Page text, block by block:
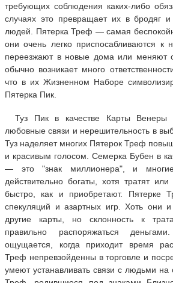
требующих соблюдения каких-либо
случаях это превращает их в бродяг
людей. Пятерка Треф — самая
они очень легко приспосабливаются к
переезжают в новые дома или меняют
обычно возникает много
что в их Жизненном Наборе
Пятерка Пик.
Туз Пик в качестве Карты Венеры
любовные связи и нерешительность в
Туз наделяет многих Пятерок Треф
и красивым голосом. Семерка Бубен в
— это "знак миллионера", и
действительно богаты, хотя тратят
быстро, как и приобретают. Пятерке
спекуляций и азартных игр. Хоть они
другие карты, но склонность к
правильно распоряжаться
ощущается, когда приходит время
Треф непревзойденны в торговле и
умеют устанавливать связи с людьми на